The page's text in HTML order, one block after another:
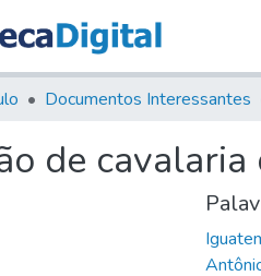
Documentos Interessantes
de